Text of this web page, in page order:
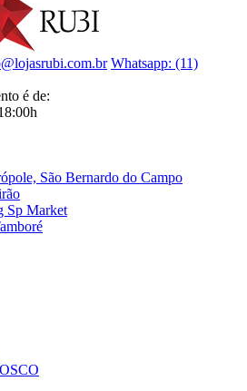
Whatsapp: (11)
é de:
São Bernardo do Campo
Sp Market